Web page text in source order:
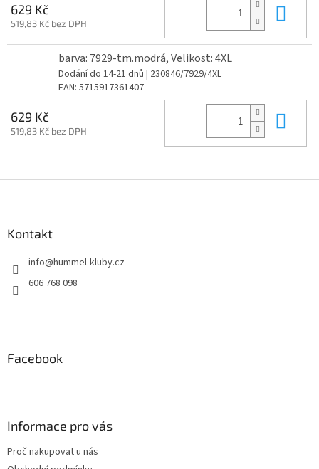
629 Kč
519,83 Kč bez DPH
barva: 7929-tm.modrá, Velikost: 4XL
Dodání do 14-21 dnů | 230846/7929/4XL
EAN: 5715917361407
629 Kč
519,83 Kč bez DPH
Kontakt
info@hummel-kluby.cz
606 768 098
Facebook
Informace pro vás
Proč nakupovat u nás